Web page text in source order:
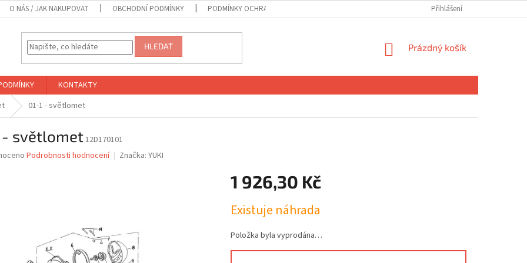
O NÁS / JAK NAKUPOVAT OBCHODNÍ PODMÍNKY PODMÍNKY OCHRANY OSOBNÍCH ÚDAJŮ Přihlášení
HLEDAT
NÁKUPNÍ
Prázdný košík
KONTAKTY
01-1 - světlomet
- světlomet12D170101
Podrobnosti hodnocení Značka: YUKI
1 926,30 Kč
cena:
Existuje náhrada
Položka byla vyprodána…